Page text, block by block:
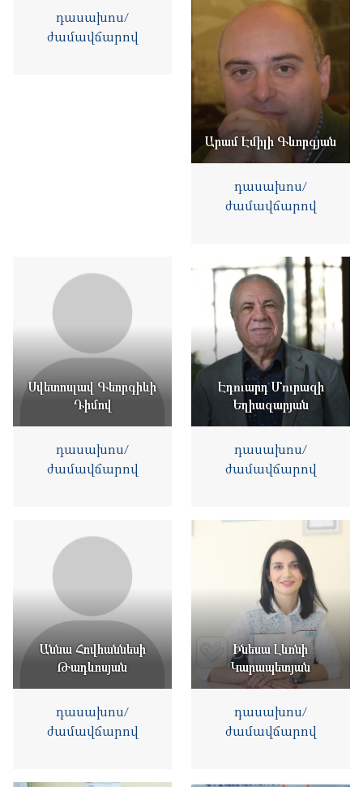
դասախոս/
ժամավճարով
Արամ Էմիլի Գևորգյան
դասախոս/
ժամավճարով
Սվետոսլավ Գեորգիևի
Դիմով
դասախոս/
ժամավճարով
Էդուարդ Մուրազի
Եղիազարյան
դասախոս/
ժամավճարով
Աննա Հովհաննեսի
Թադևոսյան
դասախոս/
ժամավճարով
Ինեսա Լևոնի
Կարապետյան
դասախոս/
ժամավճարով